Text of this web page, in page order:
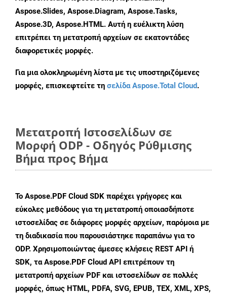
Aspose.Slides, Aspose.Diagram, Aspose.Tasks,
Aspose.3D, Aspose.HTML. Αυτή η ευέλικτη λύση
επιτρέπει τη μετατροπή αρχείων σε εκατοντάδες
διαφορετικές μορφές.
Για μια ολοκληρωμένη λίστα με τις υποστηριζόμενες
μορφές, επισκεφτείτε τη σελίδα Aspose.Total Cloud.
Μετατροπή Ιστοσελίδων σε
Μορφή ODP - Οδηγός Ρύθμισης
Βήμα προς Βήμα
Το Aspose.PDF Cloud SDK παρέχει γρήγορες και
εύκολες μεθόδους για τη μετατροπή οποιασδήποτε
ιστοσελίδας σε διάφορες μορφές αρχείων, παρόμοια με
τη διαδικασία που παρουσιάστηκε παραπάνω για το
ODP. Χρησιμοποιώντας άμεσες κλήσεις REST API ή
SDK, τα Aspose.PDF Cloud API επιτρέπουν τη
μετατροπή αρχείων PDF και ιστοσελίδων σε πολλές
μορφές, όπως HTML, PDFA, SVG, EPUB, TEX, XML, XPS,